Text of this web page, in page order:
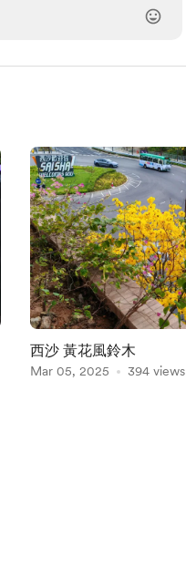
西沙 黃花風鈴木
Mar 05, 2025 394 views